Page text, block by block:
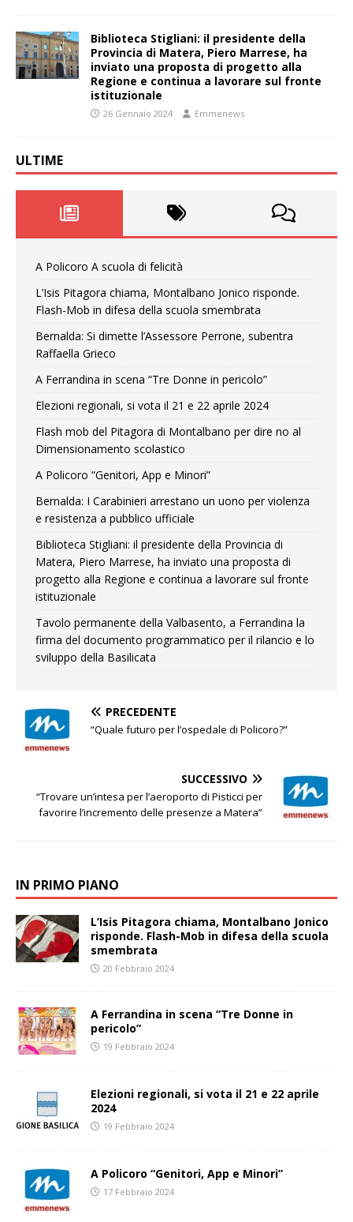
Biblioteca Stigliani: il presidente della
Provincia di Matera, Piero Marrese, ha
inviato una proposta di progetto alla
Regione e continua a lavorare sul fronte
istituzionale
26 Gennaio 2024 Emmenews
ULTIME
A Policoro A scuola di felicità
L’Isis Pitagora chiama, Montalbano Jonico risponde.
Flash-Mob in difesa della scuola smembrata
Bernalda: Si dimette l’Assessore Perrone, subentra
Raffaella Grieco
A Ferrandina in scena “Tre Donne in pericolo”
Elezioni regionali, si vota il 21 e 22 aprile 2024
Flash mob del Pitagora di Montalbano per dire no al
Dimensionamento scolastico
A Policoro “Genitori, App e Minori”
Bernalda: I Carabinieri arrestano un uono per violenza
e resistenza a pubblico ufficiale
Biblioteca Stigliani: il presidente della Provincia di
Matera, Piero Marrese, ha inviato una proposta di
progetto alla Regione e continua a lavorare sul fronte
istituzionale
Tavolo permanente della Valbasento, a Ferrandina la
firma del documento programmatico per il rilancio e lo
sviluppo della Basilicata
PRECEDENTE
“Quale futuro per l’ospedale di Policoro?”
SUCCESSIVO
“Trovare un’intesa per l’aeroporto di Pisticci per
favorire l’incremento delle presenze a Matera”
IN PRIMO PIANO
L’Isis Pitagora chiama, Montalbano Jonico
risponde. Flash-Mob in difesa della scuola
smembrata
20 Febbraio 2024
A Ferrandina in scena “Tre Donne in
pericolo”
19 Febbraio 2024
Elezioni regionali, si vota il 21 e 22 aprile
2024
19 Febbraio 2024
A Policoro “Genitori, App e Minori”
17 Febbraio 2024